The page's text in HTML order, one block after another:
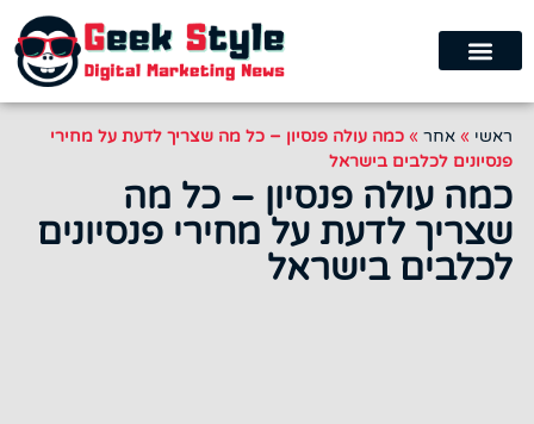
ראשי » אחר » כמה עולה פנסיון – כל מה שצריך לדעת על מחירי
פנסיונים לכלבים בישראל
כמה עולה פנסיון – כל מה
שצריך לדעת על מחירי פנסיונים
לכלבים בישראל